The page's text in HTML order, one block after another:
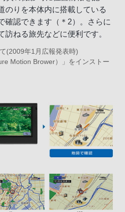
のりを本体内に搭載している
確認できます（＊2）。さらに
ねる旅先などに便利です。
(2009年1月広報発表時)
Motion Brower）」をインストー